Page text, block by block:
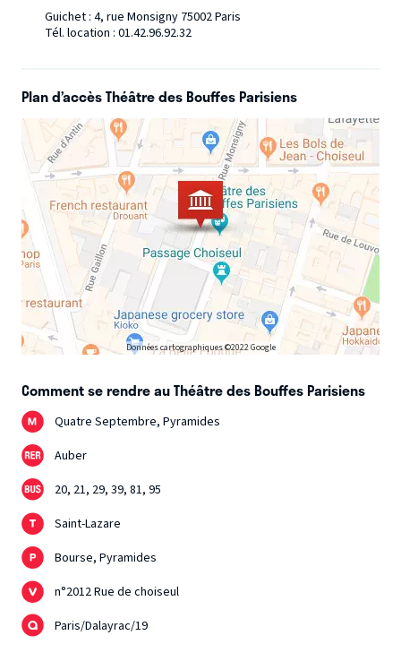
Guichet : 4, rue Monsigny 75002 Paris
Tél. location : 01.42.96.92.32
Plan d’accès Théâtre des Bouffes Parisiens
Données cartographiques ©2022 Google
Comment se rendre au Théâtre des Bouffes Parisiens
Quatre Septembre, Pyramides
Auber
20, 21, 29, 39, 81, 95
Saint-Lazare
Bourse, Pyramides
n°2012 Rue de choiseul
Paris/Dalayrac/19